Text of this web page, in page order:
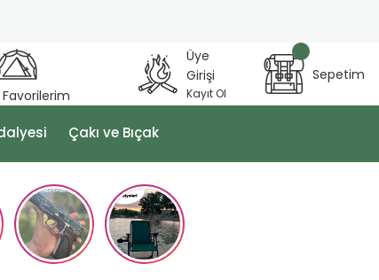
Favorilerim
Üye
Girişi
Kayıt Ol
Sepetim
Çakı ve Bıçak